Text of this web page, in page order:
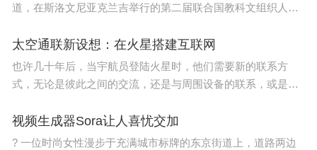
隐患算法开发，丰富输电缺陷隐患样本库，总结输电
大模型建设经验，推进变电、配电等领域的大模型建
设，实现更高水平的数智赋能。”禤亮说。
道，在斯洛文尼亚克兰吉举行的第二届联合国教科文组织人工
太空通联新设想：在火星搭建互联网
也许几十年后，当宇航员登陆火星时，他们需要新的联系方
式，无论是彼此之间的交流，还是与周围设备的联系，或是与
视频生成器Sora让人喜忧交加
? 一位时尚女性漫步于充满城市标牌的东京街道上，道路两边